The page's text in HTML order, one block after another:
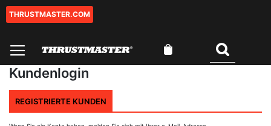
Zum
THRUSTMASTER.COM
Mein Warenkorb
Kundenlogin
REGISTRIERTE KUNDEN